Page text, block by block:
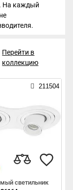
На каждый
Перейти в
коллекцию
211504
светильник